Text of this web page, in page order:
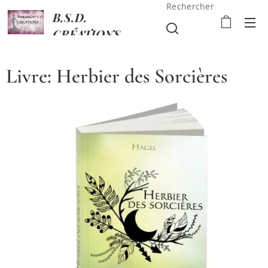
B.S.D.
CRÉATIONS
Rechercher
Livre: Herbier des Sorcières